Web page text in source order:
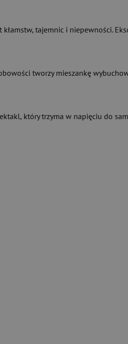
tajemnic i niepewności.
tworzy mieszankę
który trzyma w napięciu do